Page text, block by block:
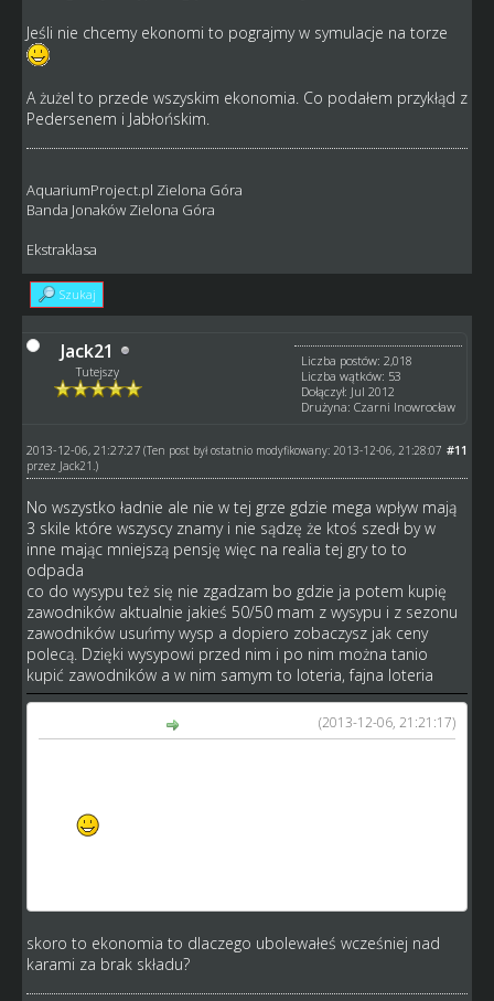
Jeśli nie chcemy ekonomi to pograjmy w symulacje na torze
A żużel to przede wszyskim ekonomia. Co podałem przykłąd z
Pedersenem i Jabłońskim.
AquariumProject.pl Zielona Góra
Banda Jonaków Zielona Góra
Ekstraklasa
Szukaj
Jack21
Tutejszy
Liczba postów: 2,018
Liczba wątków: 53
Dołączył: Jul 2012
Drużyna: Czarni Inowrocław
#11
2013-12-06, 21:27:27 (Ten post był ostatnio modyfikowany: 2013-12-06, 21:28:07
przez Jack21 .)
No wszystko ładnie ale nie w tej grze gdzie mega wpływ mają
3 skile które wszyscy znamy i nie sądzę że ktoś szedł by w
inne mając mniejszą pensję więc na realia tej gry to to
odpada
co do wysypu też się nie zgadzam bo gdzie ja potem kupię
zawodników aktualnie jakieś 50/50 mam z wysypu i z sezonu
zawodników usuńmy wysp a dopiero zobaczysz jak ceny
polecą. Dzięki wysypowi przed nim i po nim można tanio
kupić zawodników a w nim samym to loteria, fajna loteria
(2013-12-06, 21:21:17)
skoro to ekonomia to dlaczego ubolewałeś wcześniej nad
karami za brak składu?